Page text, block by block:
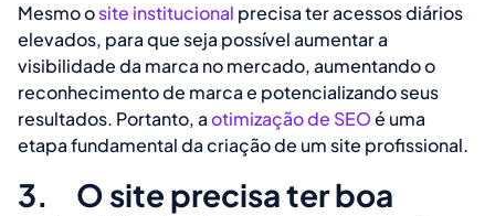
Mesmo osite institucional precisa ter acessos diários
elevados, para que seja possível aumentar a
visibilidade da marca no mercado, aumentando o
reconhecimento de marca e potencializando seus
resultados. Portanto, aotimização de SEOé uma
etapa fundamental da criação de um site profissional.
3.
O site precisa ter boa